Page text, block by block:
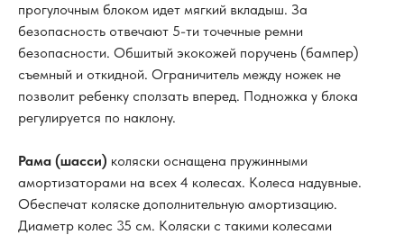
прогулочным блоком идет мягкий вкладыш. За
безопасность отвечают 5-ти точечные ремни
безопасности. Обшитый экокожей поручень (бампер)
съемный и откидной. Ограничитель между ножек не
позволит ребенку сползать вперед. Подножка у блока
регулируется по наклону.
Рама (шасси) коляски оснащена пружинными
амортизаторами на всех 4 колесах. Колеса надувные.
Обеспечат коляске дополнительную амортизацию.
Диаметр колес 35 см. Коляски с такими колесами